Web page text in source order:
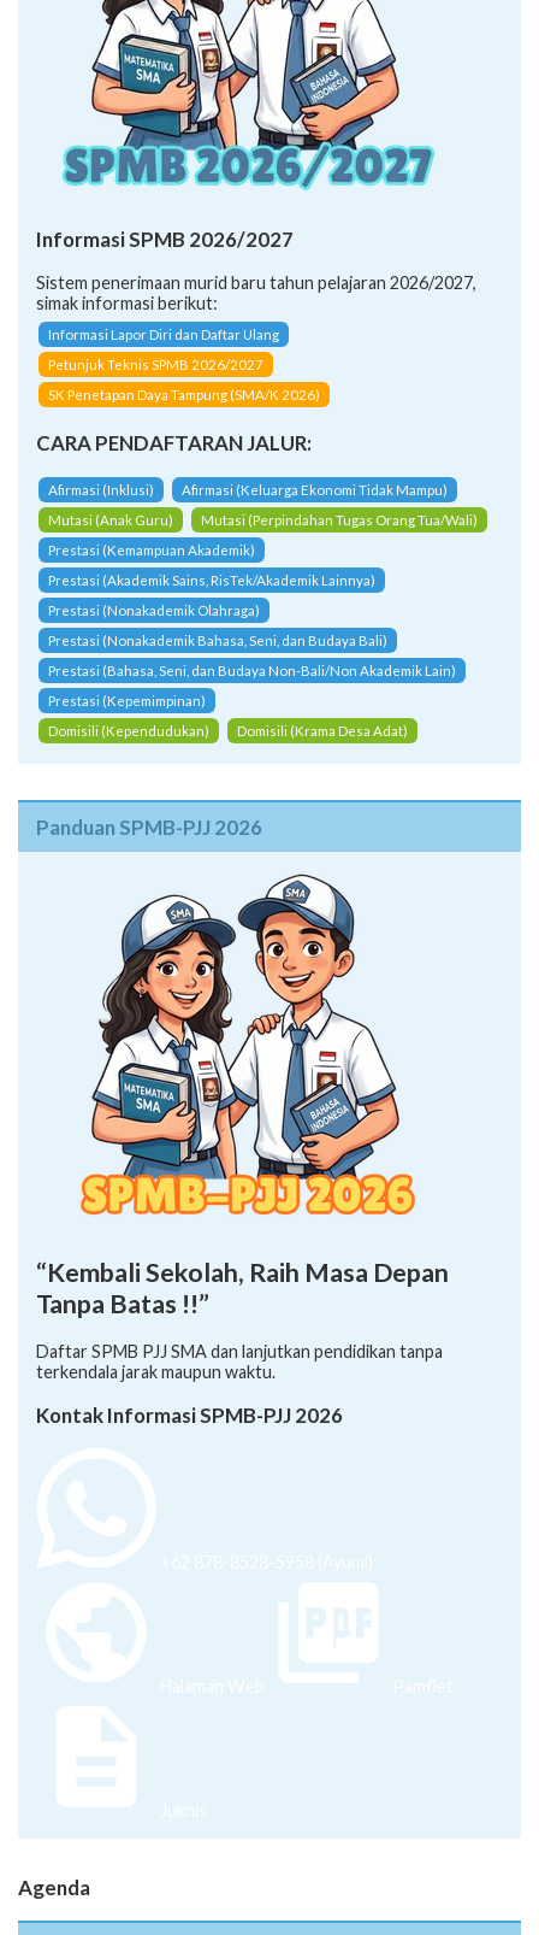
Informasi SPMB 2026/2027
Sistem penerimaan murid baru tahun pelajaran 2026/2027,
simak informasi berikut:
Informasi Lapor Diri dan Daftar Ulang
Petunjuk Teknis SPMB 2026/2027
SK Penetapan Daya Tampung (SMA/K 2026)
CARA PENDAFTARAN JALUR:
Afirmasi (Inklusi)
Afirmasi (Keluarga Ekonomi Tidak Mampu)
Mutasi (Anak Guru)
Mutasi (Perpindahan Tugas Orang Tua/Wali)
Prestasi (Kemampuan Akademik)
Prestasi (Akademik Sains, RisTek/Akademik Lainnya)
Prestasi (Nonakademik Olahraga)
Prestasi (Nonakademik Bahasa, Seni, dan Budaya Bali)
Prestasi (Bahasa, Seni, dan Budaya Non-Bali/Non Akademik Lain)
Prestasi (Kepemimpinan)
Domisili (Kependudukan)
Domisili (Krama Desa Adat)
Panduan SPMB-PJJ 2026
“Kembali Sekolah, Raih Masa Depan
Tanpa Batas !!”
Daftar SPMB PJJ SMA dan lanjutkan pendidikan tanpa
terkendala jarak maupun waktu.
Kontak Informasi SPMB-PJJ 2026
+62 878-8528-5958 (Ayumi)
Halaman Web Pamflet
Juknis
Agenda